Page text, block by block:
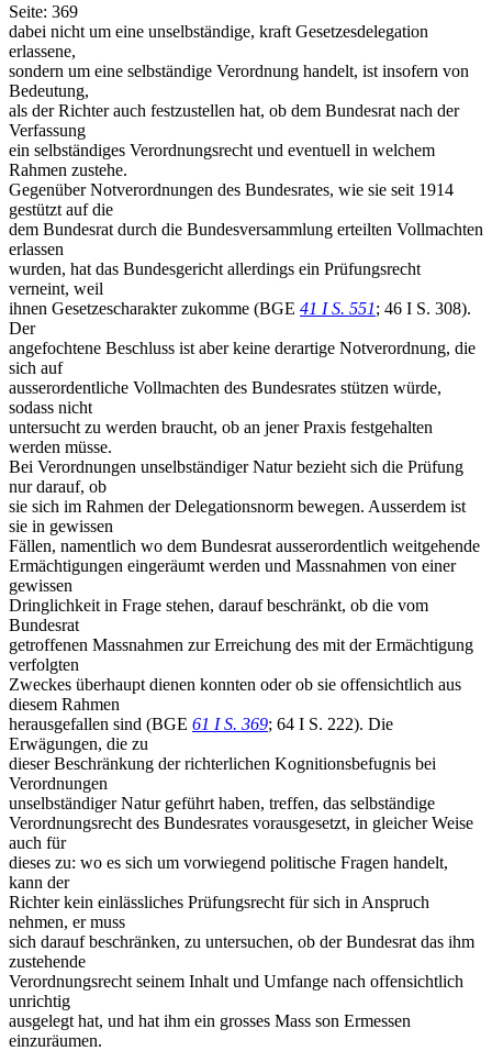
Seite: 369
dabei nicht um eine unselbständige, kraft Gesetzesdelegation
erlassene,
sondern um eine selbständige Verordnung handelt, ist insofern von
Bedeutung,
als der Richter auch festzustellen hat, ob dem Bundesrat nach der
Verfassung
ein selbständiges Verordnungsrecht und eventuell in welchem
Rahmen zustehe.
Gegenüber Notverordnungen des Bundesrates, wie sie seit 1914
gestützt auf die
dem Bundesrat durch die Bundesversammlung erteilten Vollmachten
erlassen
wurden, hat das Bundesgericht allerdings ein Prüfungsrecht
verneint, weil
ihnen Gesetzescharakter zukomme (BGE 41 I S. 551; 46 I S. 308).
Der
angefochtene Beschluss ist aber keine derartige Notverordnung, die
sich auf
ausserordentliche Vollmachten des Bundesrates stützen würde,
sodass nicht
untersucht zu werden braucht, ob an jener Praxis festgehalten
werden müsse.
Bei Verordnungen unselbständiger Natur bezieht sich die Prüfung
nur darauf, ob
sie sich im Rahmen der Delegationsnorm bewegen. Ausserdem ist
sie in gewissen
Fällen, namentlich wo dem Bundesrat ausserordentlich weitgehende
Ermächtigungen eingeräumt werden und Massnahmen von einer
gewissen
Dringlichkeit in Frage stehen, darauf beschränkt, ob die vom
Bundesrat
getroffenen Massnahmen zur Erreichung des mit der Ermächtigung
verfolgten
Zweckes überhaupt dienen konnten oder ob sie offensichtlich aus
diesem Rahmen
herausgefallen sind (BGE 61 I S. 369; 64 I S. 222). Die
Erwägungen, die zu
dieser Beschränkung der richterlichen Kognitionsbefugnis bei
Verordnungen
unselbständiger Natur geführt haben, treffen, das selbständige
Verordnungsrecht des Bundesrates vorausgesetzt, in gleicher Weise
auch für
dieses zu: wo es sich um vorwiegend politische Fragen handelt,
kann der
Richter kein einlässliches Prüfungsrecht für sich in Anspruch
nehmen, er muss
sich darauf beschränken, zu untersuchen, ob der Bundesrat das ihm
zustehende
Verordnungsrecht seinem Inhalt und Umfange nach offensichtlich
unrichtig
ausgelegt hat, und hat ihm ein grosses Mass son Ermessen
einzuräumen.